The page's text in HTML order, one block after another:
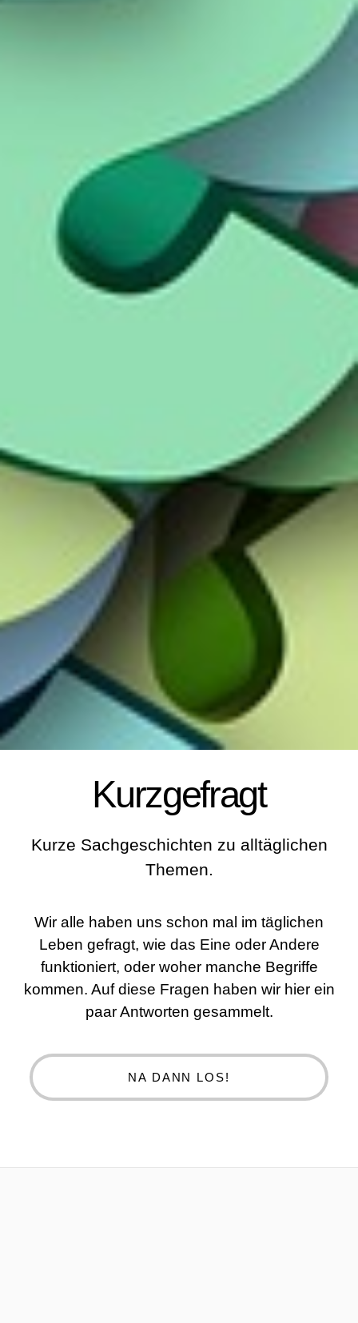
Kurzgefragt
Kurze Sachgeschichten zu alltäglichen
Themen.
Wir alle haben uns schon mal im täglichen
Leben gefragt, wie das Eine oder Andere
funktioniert, oder woher manche Begriffe
kommen. Auf diese Fragen haben wir hier ein
paar Antworten gesammelt.
NA DANN LOS!